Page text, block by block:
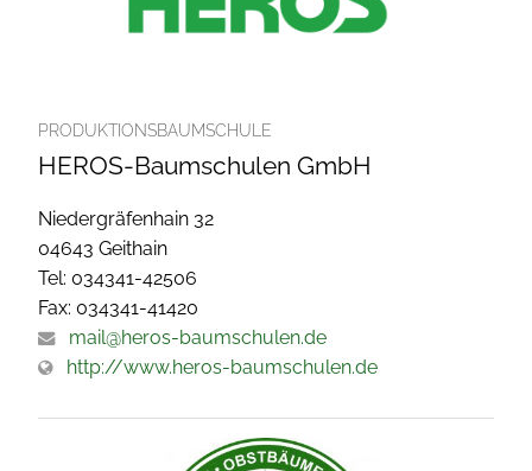
PRODUKTIONSBAUMSCHULE
HEROS-Baumschulen GmbH
Niedergräfenhain 32
04643 Geithain
Tel: 034341-42506
Fax: 034341-41420
mail@heros-baumschulen.de
http://www.heros-baumschulen.de